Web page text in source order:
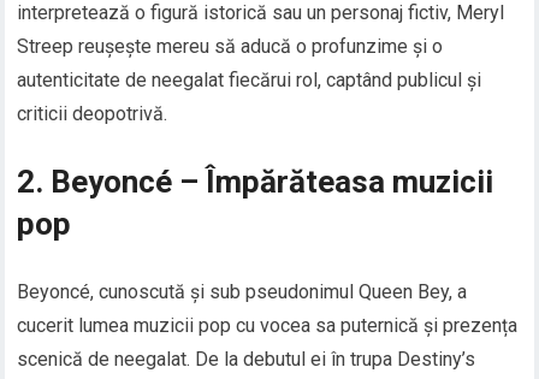
interpretează o figură istorică sau un personaj fictiv, Meryl
Streep reușește mereu să aducă o profunzime și o
autenticitate de neegalat fiecărui rol, captând publicul și
criticii deopotrivă.
2. Beyoncé – Împărăteasa muzicii
pop
Beyoncé, cunoscută și sub pseudonimul Queen Bey, a
cucerit lumea muzicii pop cu vocea sa puternică și prezența
scenică de neegalat. De la debutul ei în trupa Destiny’s